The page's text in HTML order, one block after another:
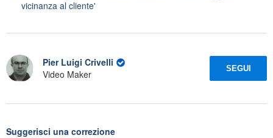
vicinanza al cliente'
Pier Luigi Crivelli
Video Maker
SEGUI
Suggerisci una correzione